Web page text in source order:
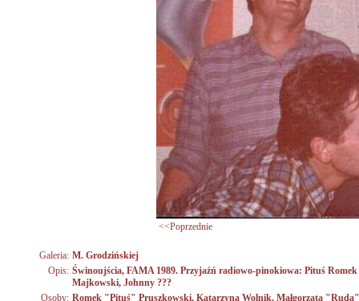
<<Poprzednie
Galeria: M. Grodzińskiej
Opis: Świnoujścia, FAMA 1989. Przyjaźń radiowo-pinokiowa: Pituś
Majkowski, Johnny ???
Osoby: Romek "Pituś" Pruszkowski, Katarzyna Wolnik, Małgorzata